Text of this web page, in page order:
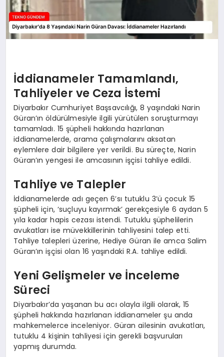
İddianameler Tamamlandı,
Tahliyeler ve Ceza İstemi
Diyarbakır Cumhuriyet Başsavcılığı, 8 yaşındaki Narin
Güran’ın öldürülmesiyle ilgili yürütülen soruşturmayı
tamamladı. 15 şüpheli hakkında hazırlanan
iddianamelerde, arama çalışmalarını aksatan
eylemlere dair bilgilere yer verildi. Bu süreçte, Narin
Güran’ın yengesi ile amcasının işçisi tahliye edildi.
Tahliye ve Talepler
İddianamelerde adı geçen 6’sı tutuklu 3’ü çocuk 15
şüpheli için, ‘suçluyu kayırmak’ gerekçesiyle 6 aydan 5
yıla kadar hapis cezası istendi. Tutuklu şüphelilerin
avukatları ise müvekkillerinin tahliyesini talep etti.
Tahliye talepleri üzerine, Hediye Güran ile amca Salim
Güran’ın işçisi olan 16 yaşındaki R.A. tahliye edildi.
Yeni Gelişmeler ve İnceleme
Süreci
Diyarbakır’da yaşanan bu acı olayla ilgili olarak, 15
şüpheli hakkında hazırlanan iddianameler şu anda
mahkemelerce inceleniyor. Güran ailesinin avukatları,
tutuklu 4 kişinin tahliyesi için gerekli başvuruları
yapmış durumda.